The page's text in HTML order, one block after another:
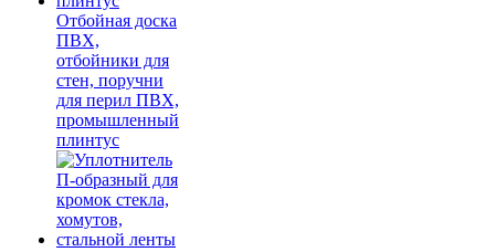
Отбойная доска
ПВХ,
отбойники для
стен, поручни
для перил ПВХ,
промышленный
плинтус